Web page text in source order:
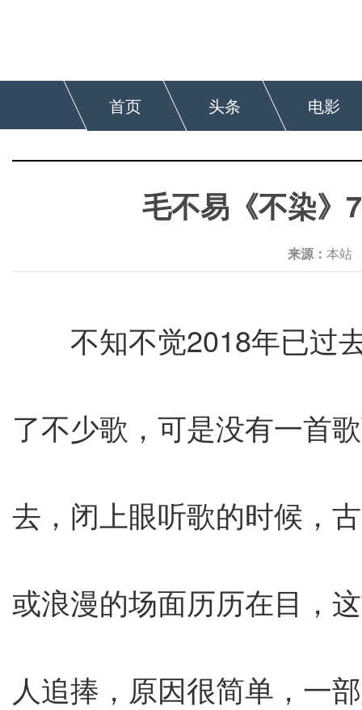
首页 头条 电影
毛不易《不染》
来源： 本
不知不觉2018年已过
了不少歌，可是没有一首
去，闭上眼听歌的时候，
或浪漫的场面历历在目，
人追捧，原因很简单，一